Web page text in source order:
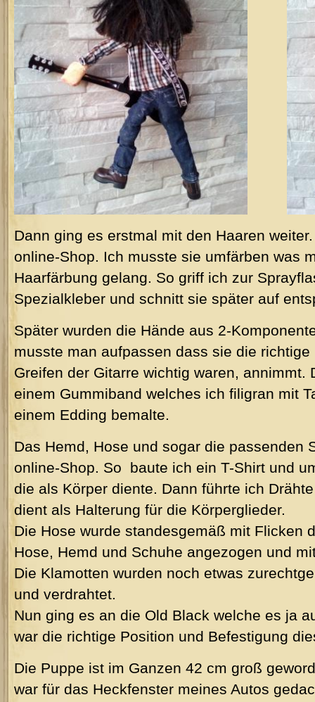
Dann ging es erstmal mit den Haaren
online-Shop. Ich musste sie umfärben was
Haarfärbung gelang. So griff ich zur
Spezialkleber und schnitt sie später auf
Später wurden die Hände aus 2-
musste man aufpassen dass sie die
Greifen der Gitarre wichtig waren, annimmt.
einem Gummiband welches ich filigran mit
einem Edding bemalte.
Das Hemd, Hose und sogar die passenden
online-Shop. So
baute ich ein T-Shirt und
die als Körper diente. Dann führte ich
dient als Halterung für die Körperglieder.
Die Hose wurde standesgemäß mit Flicken
Hose, Hemd und Schuhe angezogen und
Die Klamotten wurden noch etwas
und verdrahtet.
Nun ging es an die Old Black welche es ja
war die richtige Position und Befestigung
Die Puppe ist im Ganzen 42 cm groß
war für das Heckfenster meines Autos